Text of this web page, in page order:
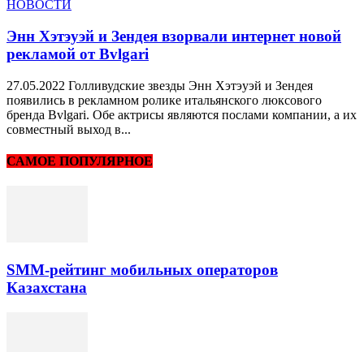
НОВОСТИ
Энн Хэтэуэй и Зендея взорвали интернет новой
рекламой от Bvlgari
27.05.2022 Голливудские звезды Энн Хэтэуэй и Зендея
появились в рекламном ролике итальянского люксового
бренда Bvlgari. Обе актрисы являются послами компании, а их
совместный выход в...
САМОЕ ПОПУЛЯРНОЕ
SMM-рейтинг мобильных операторов
Казахстана